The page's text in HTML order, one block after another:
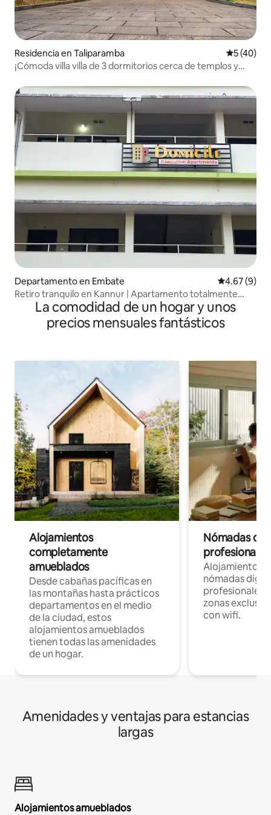
Residencia en Taliparamba
5 (40)
¡Cómoda villa villa de 3 dormitorios cerca de templos y
Departamento en Embate Calificación
4.67 (9)
Retiro tranquilo en Kannur | Apartamento totalmente
amueblado
La comodidad de un hogar y unos
precios mensuales fantásticos
Alojamientos
completamente
amueblados
Desde cabañas pacíficas en
las montañas hasta prácticos
departamentos en el medio
de la ciudad, estos
alojamientos amueblados
tienen todas las amenidades
de un hogar.
Nómadas
Alojamientos
nómadas
profesionales
zonas
con wifi.
Amenidades y ventajas para estancias
largas
Alojamientos amueblados